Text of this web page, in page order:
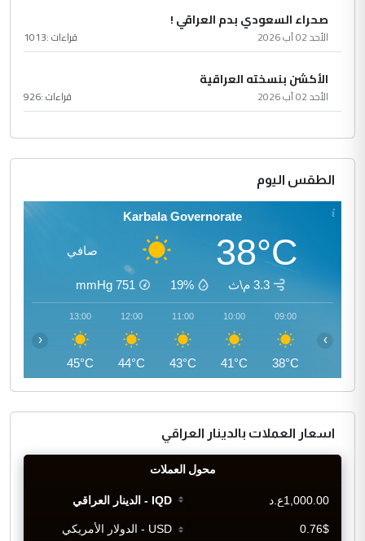
صحراء السعودي بدم العراقي !
الأحد 02 آب 2026 قراءات :1013
الأكشن بنسخته العراقية
الأحد 02 آب 2026 قراءات :926
الطقس اليوم
Karbala Governorate
38°C صافي
3.3 م\ث 19%
751
mmHg
09:00
38°C
10:00
41°C
11:00
43°C
12:00
44°C
13:00
45°C
‹ ›
اسعار العملات بالدينار العراقي